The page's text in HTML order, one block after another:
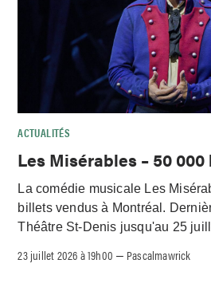
ACTUALITÉS
Les Misérables – 50
La comédie musicale Les
billets vendus à Montréal.
Théâtre St-Denis jusqu'au 25
23 juillet 2026 à 19h00 – Pascalmawrick